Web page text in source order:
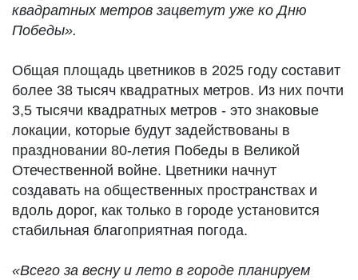
квадратных метров зацветут уже ко Дню
Победы».
Общая площадь цветников в 2025 году составит
более 38 тысяч квадратных метров. Из них почти
3,5 тысячи квадратных метров - это знаковые
локации, которые будут задействованы в
праздновании 80-летия Победы в Великой
Отечественной войне. Цветники начнут
создавать на общественных пространствах и
вдоль дорог, как только в городе установится
стабильная благоприятная погода.
«Всего за весну и лето в городе планируем